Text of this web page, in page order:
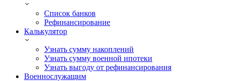
Список банков
Рефинансирование
Калькулятор
Узнать сумму накоплений
Узнать сумму военной ипотеки
Узнать выгоду от рефинансирования
Военнослужащим